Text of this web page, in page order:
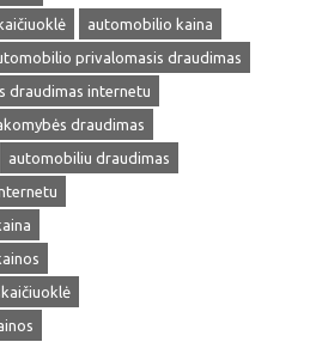
automobilio kaina
privalomasis draudimas
draudimas internetu
draudimas
automobiliu draudimas